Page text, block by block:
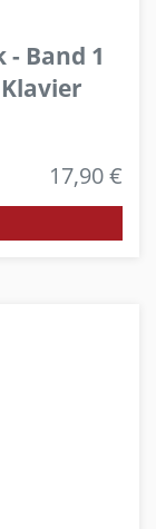
Band 1
17,90 €